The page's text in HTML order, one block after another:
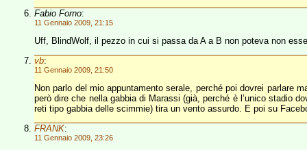
Fabio Forno:
11 Gennaio 2009, 21:15
Uff, BlindWolf, il pezzo in cui si passa da A a B non poteva non
vb:
11 Gennaio 2009, 21:50
Non parlo del mio appuntamento serale, perché poi dovrei parlare
però dire che nella gabbia di Marassi (già, perché è l’unico stadio
reti tipo gabbia delle scimmie) tira un vento assurdo. E poi su
FRANK:
11 Gennaio 2009, 23:26